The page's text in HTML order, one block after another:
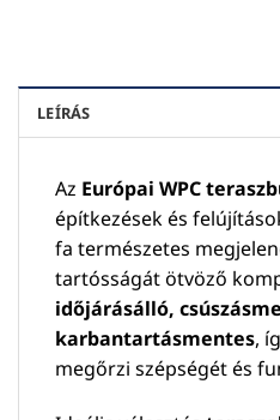
LEÍRÁS
Az Európai WPC
építkezések és
fa természetes
tartósságát ötvöző
időjárásálló,
karbantartásmentes,
megőrzi szépségét és